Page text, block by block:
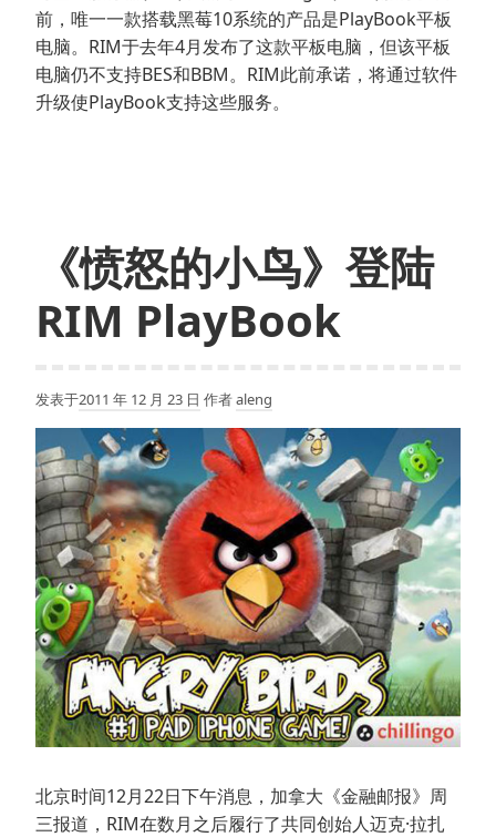
前，唯一一款搭载黑莓10系统的产品是PlayBook平板
电脑。RIM于去年4月发布了这款平板电脑，但该平板
电脑仍不支持BES和BBM。RIM此前承诺，将通过软件
升级使PlayBook支持这些服务。
《愤怒的小鸟》登陆
RIM PlayBook
发表于2011 年 12 月 23 日 作者aleng
北京时间12月22日下午消息，加拿大《金融邮报》周
三报道，RIM在数月之后履行了共同创始人迈克·拉扎